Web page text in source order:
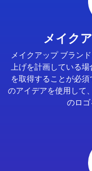
メイク
メイクアップ ブラン
上げを計画している
を取得することが必
のアイデアを使用して
のロゴ